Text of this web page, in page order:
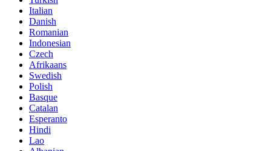
Italian
Danish
Romanian
Indonesian
Czech
Afrikaans
Swedish
Polish
Basque
Catalan
Esperanto
Hindi
Lao